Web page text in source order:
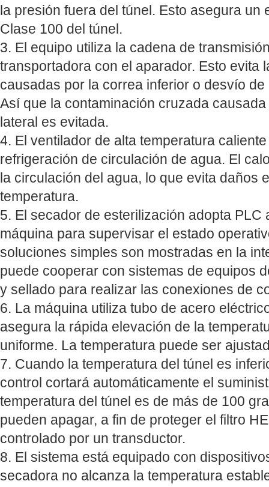
la presión fuera del túnel. Esto asegura un
Clase 100 del túnel.
3. El equipo utiliza la cadena de
transportadora con el aparador. Esto evita
causadas por la correa inferior o desvío
Así que la contaminación cruzada
lateral es evitada.
4. El ventilador de alta temperatura
refrigeración de circulación de agua. El
la circulación del agua, lo que evita daños
temperatura.
5. El secador de esterilización adopta
máquina para supervisar el estado
soluciones simples son mostradas en la
puede cooperar con sistemas de equipos
y sellado para realizar las conexiones de
6. La máquina utiliza tubo de acero
asegura la rápida elevación de la
uniforme. La temperatura puede ser
7. Cuando la temperatura del túnel es
control cortará automáticamente el
temperatura del túnel es de más de 100
pueden apagar, a fin de proteger el filtro
controlado por un transductor.
8. El sistema está equipado con
secadora no alcanza la temperatura